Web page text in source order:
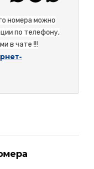
номера можно
по телефону,
в чате !!!